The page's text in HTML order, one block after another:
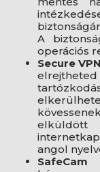
A
operációs
Secure
elküldött
angol
SafeCam